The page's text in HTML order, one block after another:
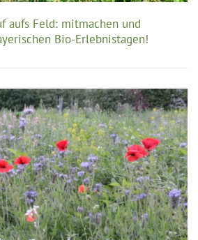
aufs Feld: mitmachen und
Bio-Erlebnistagen!